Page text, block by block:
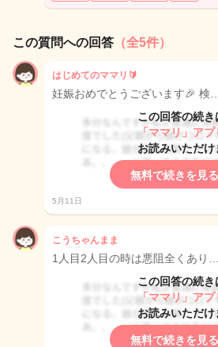
この質問への回答 （全5件）
はじめてのママリ🔰
妊娠おめでとうございます🎉 検…
この回答の続き
「ママリ」アプ
お読みいただけ
無料で続きを見
5月11日
こうちゃんまま
1人目2人目の時は悪阻全くあり…
この回答の続き
「ママリ」アプ
お読みいただけ
無料で続きを見